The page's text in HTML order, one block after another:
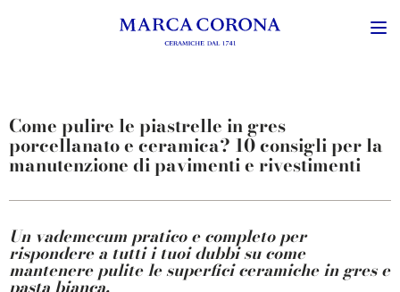
Come pulire le piastrelle in gres
porcellanato e ceramica? 10 consigli per la
manutenzione di pavimenti e rivestimenti
Un vademecum pratico e completo per
rispondere a tutti i tuoi dubbi su come
mantenere pulite le superfici ceramiche in gres e
pasta bianca.